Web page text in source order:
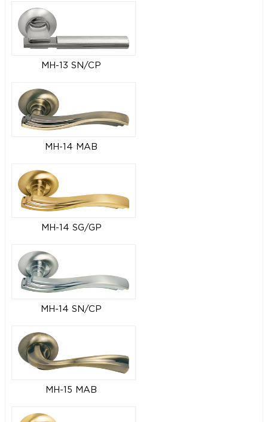
MH-13 SN/CP
MH-14 MAB
MH-14 SG/GP
MH-14 SN/CP
MH-15 MAB